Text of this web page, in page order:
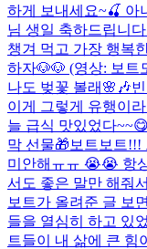
하게 보내세요~🍒 아
님 생일 축하드립니
챙겨 먹고 가장 행복
하자🐶🐶 (영상: 보트
나도 벚꽃 볼래🌸 🎶
이게 그렇게 유행이
늘 급식 맛있었다
막 선물🎁 보트보트!!!
미안해ㅠㅠ 😭😭 항
서도 좋은 말만 해줘
보트가 올려준 글 보
들을 열심히 하고 있
트들이 내 삶에 큰 힘